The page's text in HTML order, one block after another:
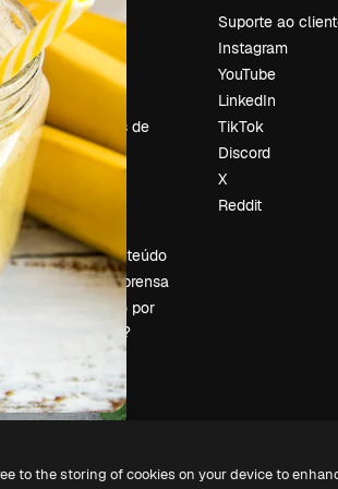
Preços
Sobre nós
Reviews
Emprego
Tendências de
pesquisa
Slidesgo
Vender conteúdo
Sala de imprensa
Procurando por
magnific.ai?
Suporte ao
Instagram
YouTube
LinkedIn
TikTok
Discord
X
Reddit
to the storing of cookies on your device to